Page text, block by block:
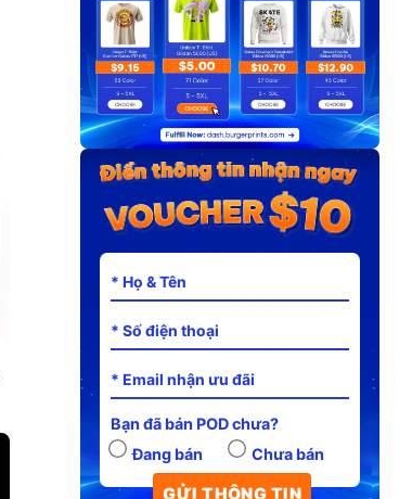
Bạn đã bán POD chưa?
Đang bán
Chưa bán